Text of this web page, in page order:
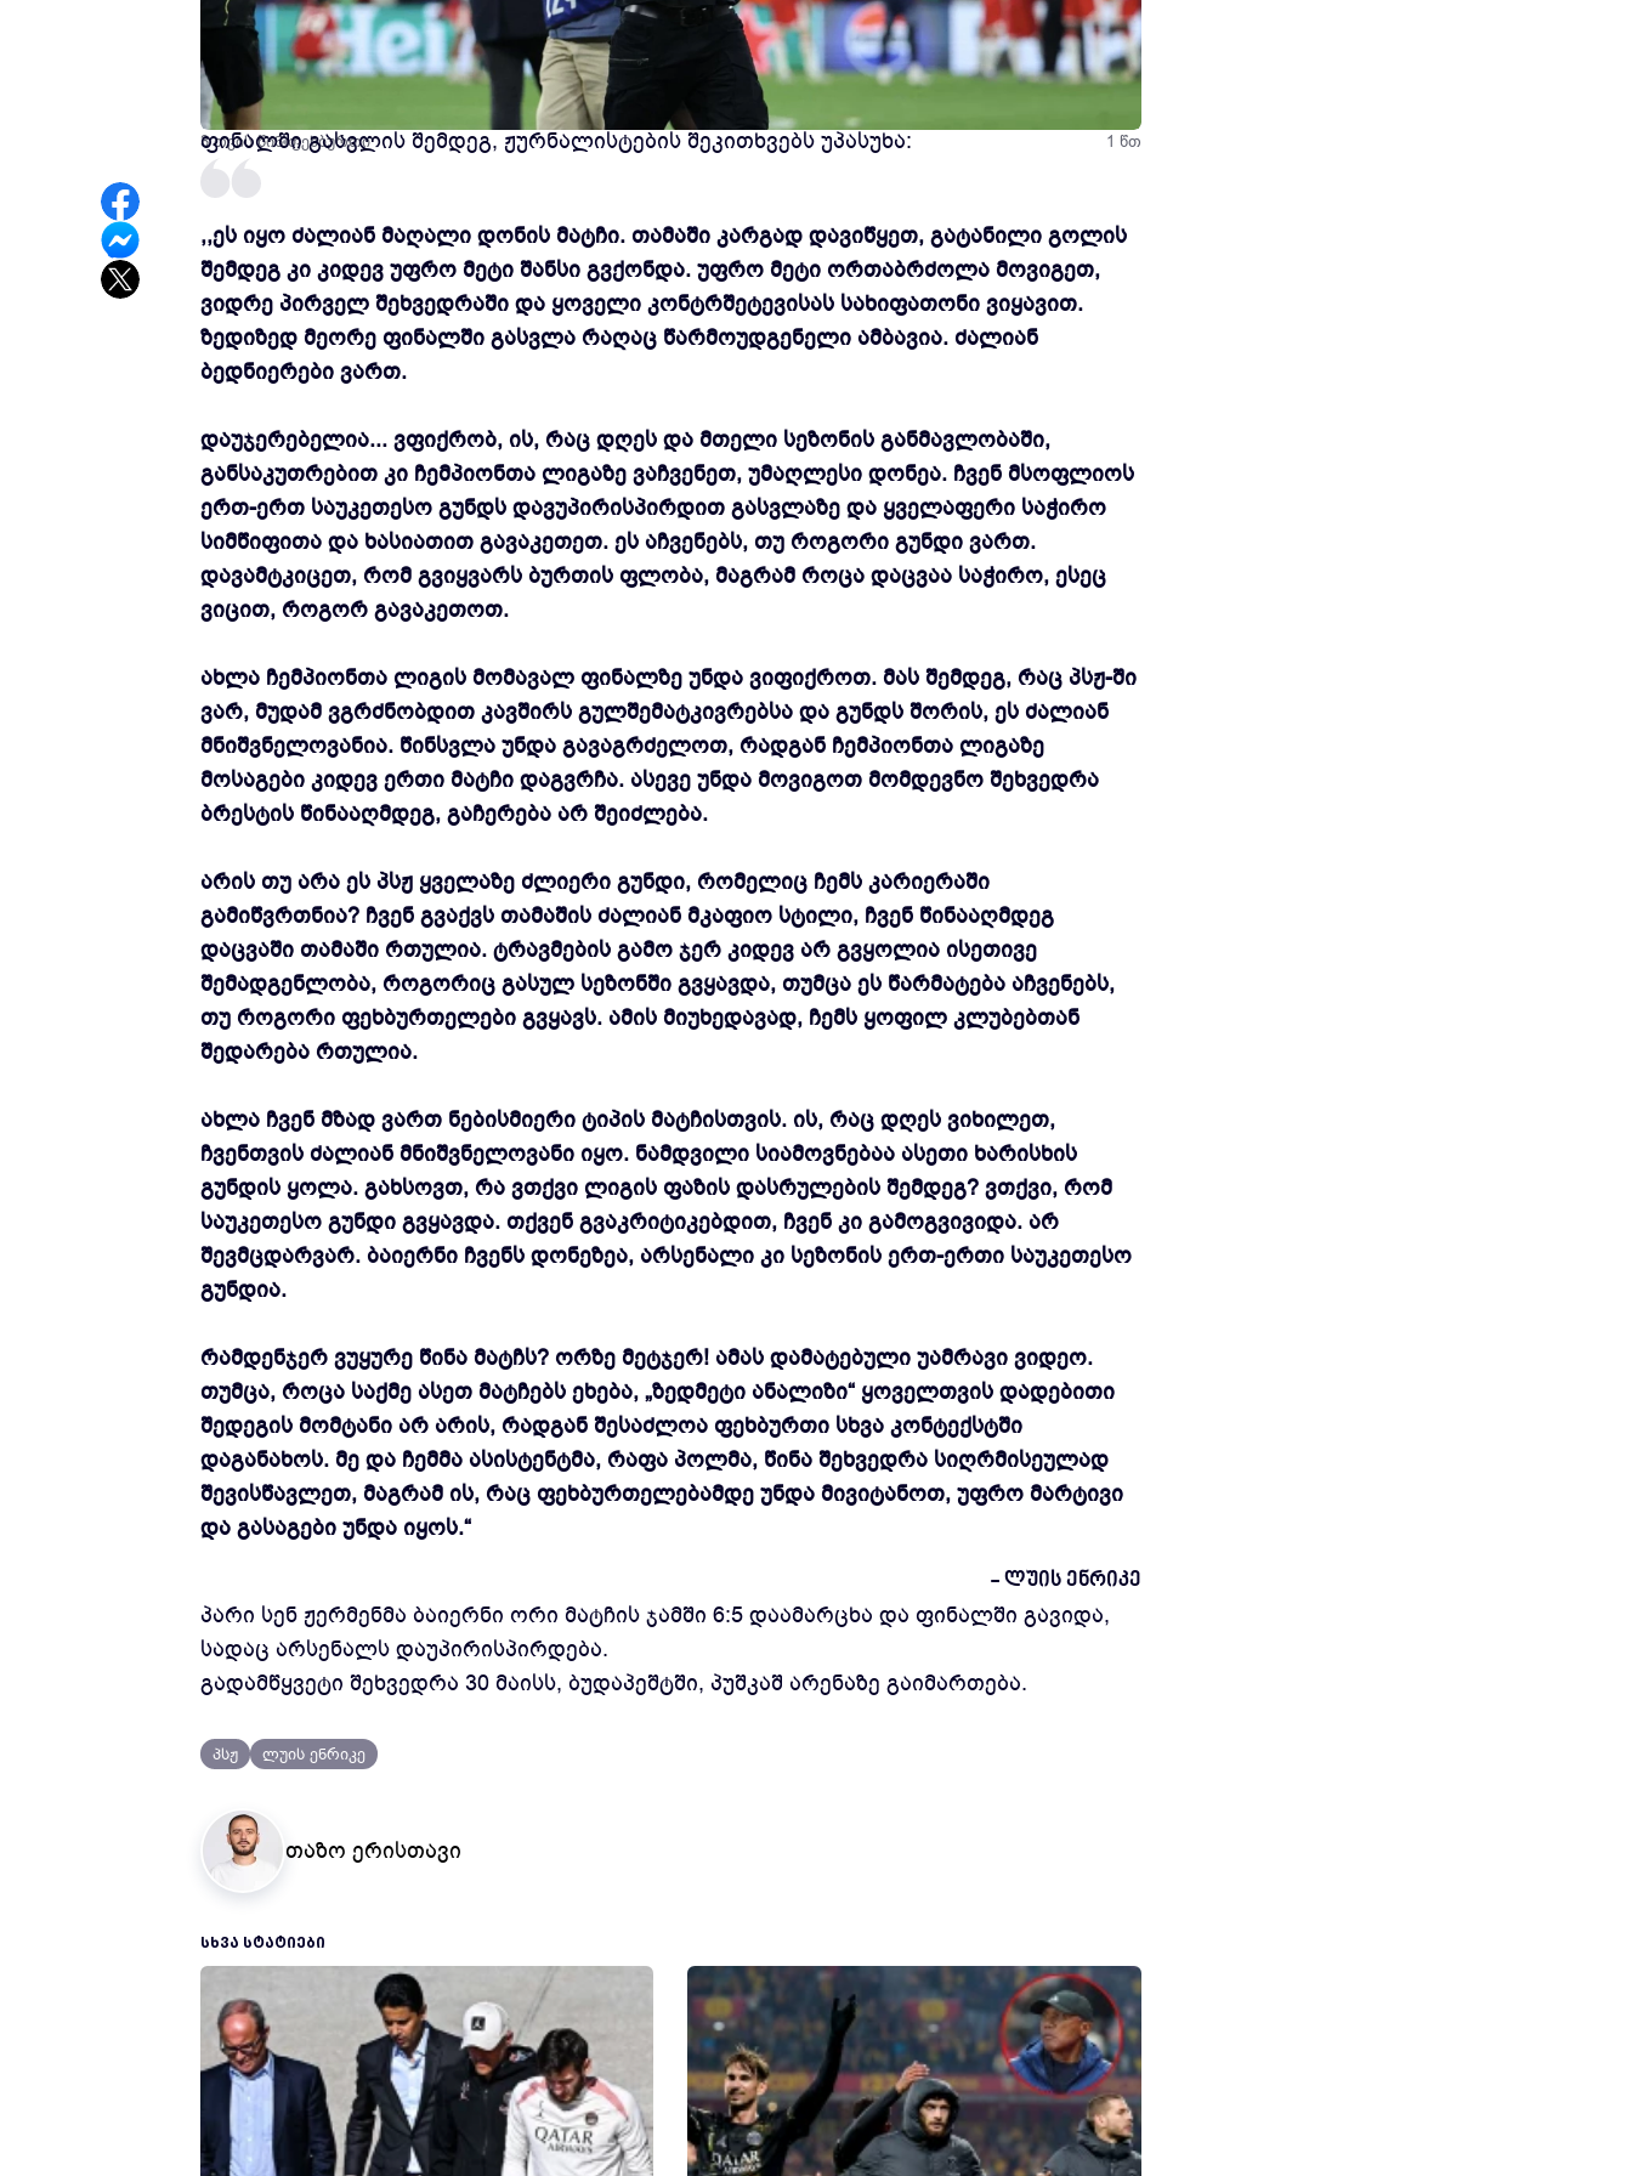
3 თვის წინ ფეხბურთი 1 წთ
პარი სენ ჟერმენის მთავარმა მწვრთნელმა, ლუის ენრიკემ, ჩემპიონთა ლიგის
ფინალში გასვლის შემდეგ, ჟურნალისტების შეკითხვებს უპასუხა:
,,ეს იყო ძალიან მაღალი დონის მატჩი. თამაში კარგად დავიწყეთ, გატანილი გოლის
შემდეგ კი კიდევ უფრო მეტი შანსი გვქონდა. უფრო მეტი ორთაბრძოლა მოვიგეთ,
ვიდრე პირველ შეხვედრაში და ყოველი კონტრშეტევისას სახიფათონი ვიყავით.
ზედიზედ მეორე ფინალში გასვლა რაღაც წარმოუდგენელი ამბავია. ძალიან
ბედნიერები ვართ.
დაუჯერებელია... ვფიქრობ, ის, რაც დღეს და მთელი სეზონის განმავლობაში,
განსაკუთრებით კი ჩემპიონთა ლიგაზე ვაჩვენეთ, უმაღლესი დონეა. ჩვენ მსოფლიოს
ერთ-ერთ საუკეთესო გუნდს დავუპირისპირდით გასვლაზე და ყველაფერი საჭირო
სიმწიფითა და ხასიათით გავაკეთეთ. ეს აჩვენებს, თუ როგორი გუნდი ვართ.
დავამტკიცეთ, რომ გვიყვარს ბურთის ფლობა, მაგრამ როცა დაცვაა საჭირო, ესეც
ვიცით, როგორ გავაკეთოთ.
ახლა ჩემპიონთა ლიგის მომავალ ფინალზე უნდა ვიფიქროთ. მას შემდეგ, რაც პსჟ-ში
ვარ, მუდამ ვგრძნობდით კავშირს გულშემატკივრებსა და გუნდს შორის, ეს ძალიან
მნიშვნელოვანია. წინსვლა უნდა გავაგრძელოთ, რადგან ჩემპიონთა ლიგაზე
მოსაგები კიდევ ერთი მატჩი დაგვრჩა. ასევე უნდა მოვიგოთ მომდევნო შეხვედრა
ბრესტის წინააღმდეგ, გაჩერება არ შეიძლება.
არის თუ არა ეს პსჟ ყველაზე ძლიერი გუნდი, რომელიც ჩემს კარიერაში
გამიწვრთნია? ჩვენ გვაქვს თამაშის ძალიან მკაფიო სტილი, ჩვენ წინააღმდეგ
დაცვაში თამაში რთულია. ტრავმების გამო ჯერ კიდევ არ გვყოლია ისეთივე
შემადგენლობა, როგორიც გასულ სეზონში გვყავდა, თუმცა ეს წარმატება აჩვენებს,
თუ როგორი ფეხბურთელები გვყავს. ამის მიუხედავად, ჩემს ყოფილ კლუბებთან
შედარება რთულია.
ახლა ჩვენ მზად ვართ ნებისმიერი ტიპის მატჩისთვის. ის, რაც დღეს ვიხილეთ,
ჩვენთვის ძალიან მნიშვნელოვანი იყო. ნამდვილი სიამოვნებაა ასეთი ხარისხის
გუნდის ყოლა. გახსოვთ, რა ვთქვი ლიგის ფაზის დასრულების შემდეგ? ვთქვი, რომ
საუკეთესო გუნდი გვყავდა. თქვენ გვაკრიტიკებდით, ჩვენ კი გამოგვივიდა. არ
შევმცდარვარ. ბაიერნი ჩვენს დონეზეა, არსენალი კი სეზონის ერთ-ერთი საუკეთესო
გუნდია.
რამდენჯერ ვუყურე წინა მატჩს? ორზე მეტჯერ! ამას დამატებული უამრავი ვიდეო.
თუმცა, როცა საქმე ასეთ მატჩებს ეხება, „ზედმეტი ანალიზი“ ყოველთვის დადებითი
შედეგის მომტანი არ არის, რადგან შესაძლოა ფეხბურთი სხვა კონტექსტში
დაგანახოს. მე და ჩემმა ასისტენტმა, რაფა პოლმა, წინა შეხვედრა სიღრმისეულად
შევისწავლეთ, მაგრამ ის, რაც ფეხბურთელებამდე უნდა მივიტანოთ, უფრო მარტივი
და გასაგები უნდა იყოს.“
- ლუის ენრიკე
პარი სენ ჟერმენმა ბაიერნი ორი მატჩის ჯამში 6:5 დაამარცხა და ფინალში გავიდა,
სადაც არსენალს დაუპირისპირდება.
გადამწყვეტი შეხვედრა 30 მაისს, ბუდაპეშტში, პუშკაშ არენაზე გაიმართება.
პსჟ ლუის ენრიკე
თაზო ერისთავი
ᲡᲮᲕᲐ ᲡᲢᲐᲢᲘᲔᲑᲘ